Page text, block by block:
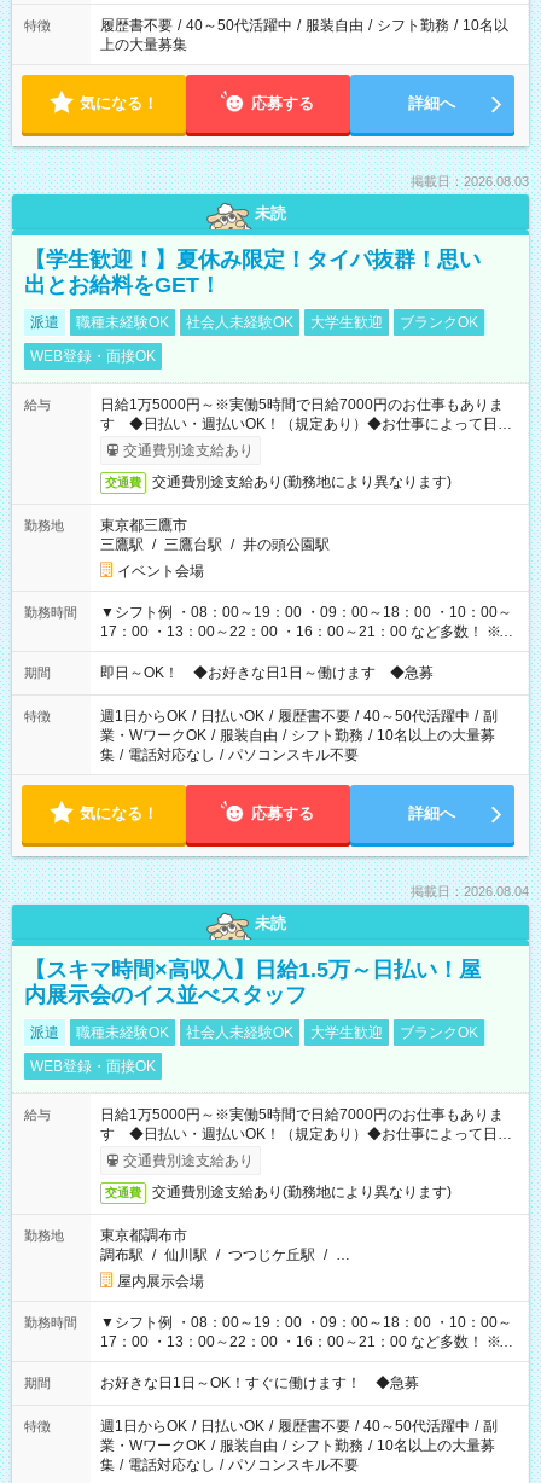
特徴 履歴書不要 / 40～50代活躍中 / 服装自由 / シフト勤務 / 10名以
上の大量募集
気になる！ 応募する 詳細へ
掲載日：2026.08.03
未読
【学生歓迎！】夏休み限定！タイパ抜群！思い
出とお給料をGET！
派遣 職種未経験OK 社会人未経験OK 大学生歓迎
ブランクOK
WEB登録・面接OK
給与
日給1万5000円～※実働5時間で日給7000円のお仕事もありま
す ◆日払い・週払いOK！（規定あり）◆お仕事によって日給
も異なります
交通費別途支給あり
交通費 交通費別途支給あり(勤務地により異なります)
勤務地
東京都三鷹市
三鷹駅 / 三鷹台駅 / 井の頭公園駅
イベント会場
勤務時間
▼シフト例 ・08：00～19：00 ・09：00～18：00 ・10：00～
17：00 ・13：00～22：00 ・16：00～21：00 など多数！ ※お
仕事により勤務時間が異なります
期間 即日～OK！ ◆お好きな日1日～働けます ◆急募
特徴 週1日からOK / 日払いOK / 履歴書不要 / 40～50代活躍中 / 副
業・WワークOK / 服装自由 / シフト勤務 / 10名以上の大量募
集 / 電話対応なし / パソコンスキル不要
気になる！ 応募する 詳細へ
掲載日：2026.08.04
未読
【スキマ時間×高収入】日給1.5万～日払い！屋
内展示会のイス並べスタッフ
派遣 職種未経験OK 社会人未経験OK 大学生歓迎
ブランクOK
WEB登録・面接OK
給与
日給1万5000円～※実働5時間で日給7000円のお仕事もありま
す ◆日払い・週払いOK！（規定あり）◆お仕事によって日給
も異なります
交通費別途支給あり
交通費 交通費別途支給あり(勤務地により異なります)
勤務地
東京都調布市
調布駅 / 仙川駅 / つつじケ丘駅 / …
屋内展示会場
勤務時間
▼シフト例 ・08：00～19：00 ・09：00～18：00 ・10：00～
17：00 ・13：00～22：00 ・16：00～21：00 など多数！ ※お
仕事により勤務時間が異なります
期間 お好きな日1日～OK！すぐに働けます！ ◆急募
特徴 週1日からOK / 日払いOK / 履歴書不要 / 40～50代活躍中 / 副
業・WワークOK / 服装自由 / シフト勤務 / 10名以上の大量募
集 / 電話対応なし / パソコンスキル不要